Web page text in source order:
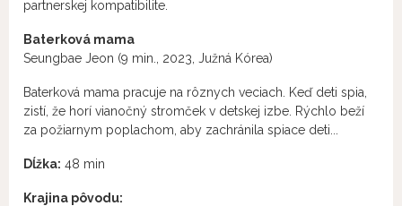
partnerskej kompatibilite.
Baterková mama
Seungbae Jeon (9 min., 2023, Južná Kórea)
Baterková mama pracuje na rôznych veciach. Keď deti spia,
zistí, že horí vianočný stromček v detskej izbe. Rýchlo beží
za požiarnym poplachom, aby zachránila spiace deti...
Dĺžka: 48 min
Krajina pôvodu: